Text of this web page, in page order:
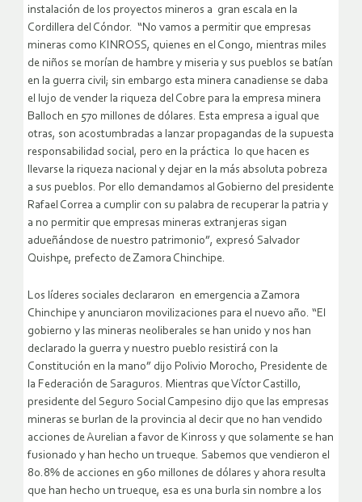
instalación de los proyectos mineros a gran escala en la
Cordillera del Cóndor. “No vamos a permitir que empresas
mineras como KINROSS, quienes en el Congo, mientras miles
de niños se morían de hambre y miseria y sus pueblos se batían
en la guerra civil; sin embargo esta minera canadiense se daba
el lujo de vender la riqueza del Cobre para la empresa minera
Balloch en 570 millones de dólares. Esta empresa a igual que
otras, son acostumbradas a lanzar propagandas de la supuesta
responsabilidad social, pero en la práctica lo que hacen es
llevarse la riqueza nacional y dejar en la más absoluta pobreza
a sus pueblos. Por ello demandamos al Gobierno del presidente
Rafael Correa a cumplir con su palabra de recuperar la patria y
a no permitir que empresas mineras extranjeras sigan
adueñándose de nuestro patrimonio”, expresó Salvador
Quishpe, prefecto de Zamora Chinchipe.
Los líderes sociales declararon en emergencia a Zamora
Chinchipe y anunciaron movilizaciones para el nuevo año. “El
gobierno y las mineras neoliberales se han unido y nos han
declarado la guerra y nuestro pueblo resistirá con la
Constitución en la mano” dijo Polivio Morocho, Presidente de
la Federación de Saraguros. Mientras que Víctor Castillo,
presidente del Seguro Social Campesino dijo que las empresas
mineras se burlan de la provincia al decir que no han vendido
acciones de Aurelian a favor de Kinross y que solamente se han
fusionado y han hecho un trueque. Sabemos que vendieron el
80.8% de acciones en 960 millones de dólares y ahora resulta
que han hecho un trueque, esa es una burla sin nombre a los